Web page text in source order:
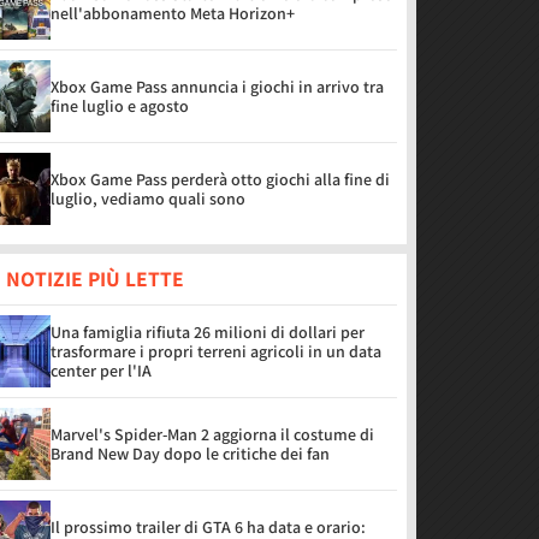
nell'abbonamento Meta Horizon+
Xbox Game Pass annuncia i giochi in arrivo tra
fine luglio e agosto
Xbox Game Pass perderà otto giochi alla fine di
luglio, vediamo quali sono
NOTIZIE PIÙ LETTE
Una famiglia rifiuta 26 milioni di dollari per
trasformare i propri terreni agricoli in un data
center per l'IA
Marvel's Spider-Man 2 aggiorna il costume di
Brand New Day dopo le critiche dei fan
Il prossimo trailer di GTA 6 ha data e orario: